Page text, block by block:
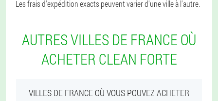
Les frais d'expédition exacts peuvent varier d'une ville à l'autre.
AUTRES VILLES DE FRANCE OÙ
ACHETER CLEAN FORTE
VILLES DE FRANCE OÙ VOUS POUVEZ ACHETER